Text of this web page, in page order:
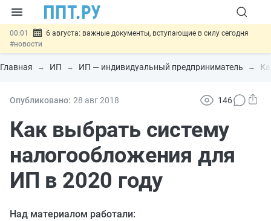
00:01
6 августа: важные документы, вступающие в силу сегодня
#новости
05.08 Обновили сообщения НПФ о договорах НПО и долгосрочных
сбережений#новости
05.08 Систему страхования вкладов распространили на электронные
05.08
Подписан закон об упрощении госзакупок по 44-ФЗ
#новости
Главная ИП ИП — индивидуальный предприниматель
Опубликовано: 28 авг2018 146
Как выбрать систему
налогообложения для
ИП в 2020 году
Над материалом работали: